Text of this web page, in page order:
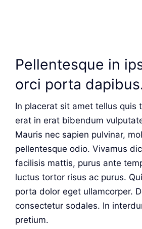
Pellentesque in
orci porta
In placerat sit amet tellus quis
erat in erat bibendum
Mauris nec sapien pulvinar,
pellentesque odio. Vivamus
facilisis mattis, purus ante
luctus tortor risus ac purus.
porta dolor eget ullamcorper.
consectetur sodales. In
pretium.